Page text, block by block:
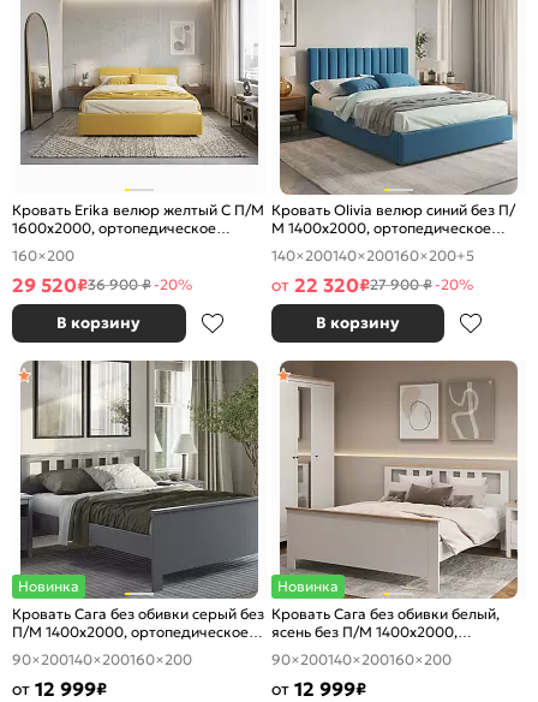
Кровать Erika велюр желтый С П/М
1600x2000, ортопедическое
основание, изголовье мягкое
160×200
29 520₽36 900 ₽-20%
В корзину
Кровать Olivia велюр синий без П/
М 1400x2000, ортопедическое
основание, изголовье мягкое
140×200140×200160×200+5
от 22 320₽27 900 ₽-20%
В корзину
Новинка
Кровать Сага без обивки серый без
П/М 1400x2000, ортопедическое
основание, изголовье жесткое
90×200140×200160×200
от 12 999₽
Новинка
Кровать Сага без обивки белый,
ясень без П/М 1400x2000,
ортопедическое основание,
изголовье жесткое
90×200140×200160×200
от 12 999₽